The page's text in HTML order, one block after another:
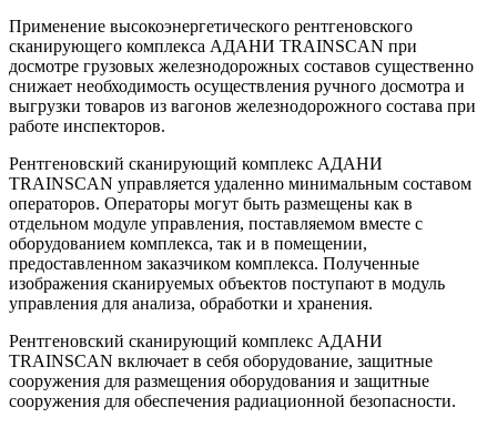
Применение высокоэнергетического рентгеновского
сканирующего комплекса АДАНИ TRAINSCAN при
досмотре грузовых железнодорожных составов существенно
снижает необходимость осуществления ручного досмотра и
выгрузки товаров из вагонов железнодорожного состава при
работе инспекторов.
Рентгеновский сканирующий комплекс АДАНИ
TRAINSCAN управляется удаленно минимальным составом
операторов. Операторы могут быть размещены как в
отдельном модуле управления, поставляемом вместе с
оборудованием комплекса, так и в помещении,
предоставленном заказчиком комплекса. Полученные
изображения сканируемых объектов поступают в модуль
управления для анализа, обработки и хранения.
Рентгеновский сканирующий комплекс АДАНИ
TRAINSCAN включает в себя оборудование, защитные
сооружения для размещения оборудования и защитные
сооружения для обеспечения радиационной безопасности.